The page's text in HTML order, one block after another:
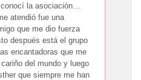
la asociación…
atendió fue una
que me dio fuerza
después está el grupo
encantadoras que me
del mundo y luego
que siempre me han